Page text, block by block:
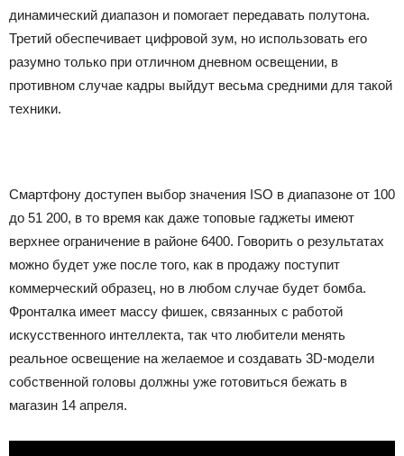
динамический диапазон и помогает передавать полутона.
Третий обеспечивает цифровой зум, но использовать его
разумно только при отличном дневном освещении, в
противном случае кадры выйдут весьма средними для такой
техники.
Смартфону доступен выбор значения ISO в диапазоне от 100
до 51 200, в то время как даже топовые гаджеты имеют
верхнее ограничение в районе 6400. Говорить о результатах
можно будет уже после того, как в продажу поступит
коммерческий образец, но в любом случае будет бомба.
Фронталка имеет массу фишек, связанных с работой
искусственного интеллекта, так что любители менять
реальное освещение на желаемое и создавать 3D-модели
собственной головы должны уже готовиться бежать в
магазин 14 апреля.